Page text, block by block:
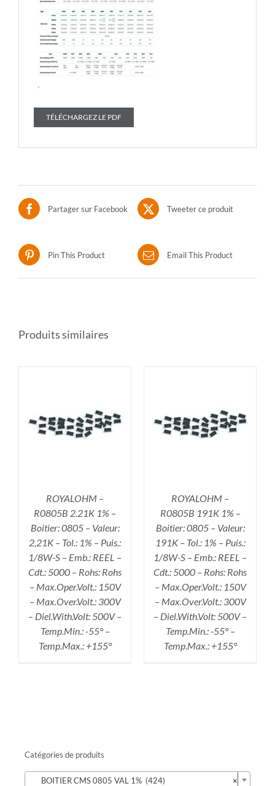
TÉLÉCHARGEZ LE PDF
Partager sur Facebook Tweeter ce produit
Pin This Product Email This Product
Produits similaires
ROYALOHM –
R0805B 2.21K 1% –
Boitier: 0805 – Valeur:
2,21K – Tol.: 1% – Puis.:
1/8W-S – Emb.: REEL –
Cdt.: 5000 – Rohs: Rohs
– Max.Oper.Volt.: 150V
– Max.Over.Volt.: 300V
– Diel.With.Volt: 500V –
Temp.Min.: -55° –
Temp.Max.: +155°
AJOUTER AU PANIER
/
DÉTAILS
ROYALOHM –
R0805B 191K 1% –
Boitier: 0805 – Valeur:
191K – Tol.: 1% – Puis.:
1/8W-S – Emb.: REEL –
Cdt.: 5000 – Rohs: Rohs
– Max.Oper.Volt.: 150V
– Max.Over.Volt.: 300V
– Diel.With.Volt: 500V –
Temp.Min.: -55° –
Temp.Max.: +155°
Catégories de produits
×
BOITIER CMS 0805 VAL 1% (424)